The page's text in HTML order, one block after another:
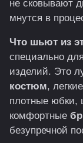
не сковывают
мнутся в
Что шьют из
специально
изделий. Это
костюм,
плотные юбки,
комфортные
безупречной